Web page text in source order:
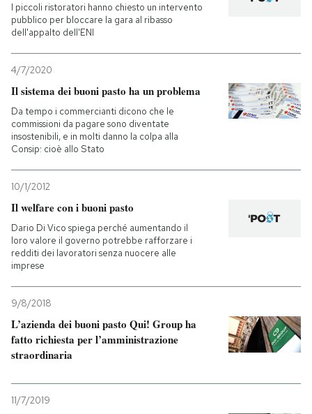
I piccoli ristoratori hanno chiesto un intervento
pubblico per bloccare la gara al ribasso
dell'appalto dell'ENI
4/7/2020
Il sistema dei buoni pasto ha un problema
Da tempo i commercianti dicono che le
commissioni da pagare sono diventate
insostenibili, e in molti danno la colpa alla
Consip: cioè allo Stato
10/1/2012
Il welfare con i buoni pasto
Dario Di Vico spiega perché aumentando il
loro valore il governo potrebbe rafforzare i
redditi dei lavoratori senza nuocere alle
imprese
9/8/2018
L’azienda dei buoni pasto Qui! Group ha
fatto richiesta per l’amministrazione
straordinaria
11/7/2019